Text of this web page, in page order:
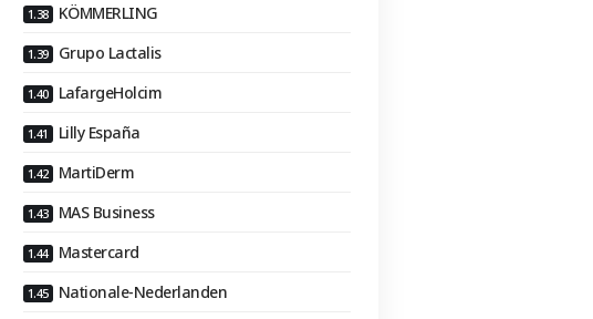
KÖMMERLING
Grupo Lactalis
LafargeHolcim
Lilly España
MartiDerm
MAS Business
Mastercard
Nationale-Nederlanden